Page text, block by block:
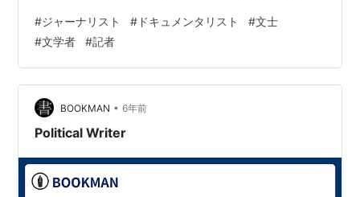
を越えて現在までも続いていて、文士（文人、文学者、
作家）は記者は詩が分からない、ただの情報屋だと痛罵
したり、記者の方は記者の方で、文士は世間知らずで、
お高くもったいぶったものを書く、と内心軽蔑してい
る。結局、職業が違うのだろう。それぞれの英訳とし
て、文士（Documentalist）、記者（Jou…
#ジャーナリスト # ドキュメンタリスト #文士
#文学者 #記者
BOOKMAN • 6年前
Political Writer